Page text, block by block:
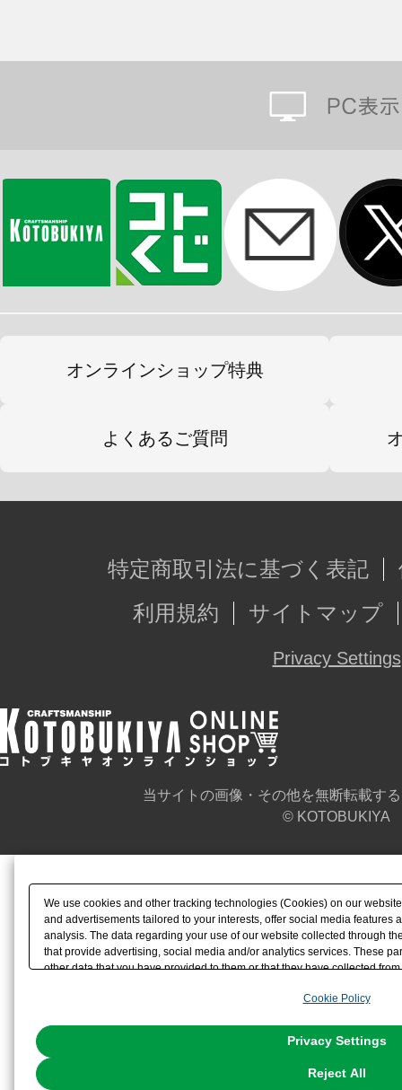
オンラインショップ特典
よくあるご質問
特定商取引法に基づく表記
利用規約
サイトマップ
Privacy Settings
当サイトの画像・その他を無断転載す
© KOTOBUKIYA
We use cookies and other tracking technologies (Cookies) on our
and advertisements tailored to your interests, offer social media features
analysis. The data regarding your use of our website collected through
that provide advertising, social media and/or analytics services. These
other data that you have provided to them or that they have collected
the use of all Cookies except for Strictly Necessary Cookies, please
Cookie Policy
Privacy Settings
Reject All